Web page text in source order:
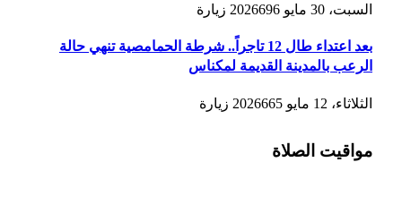
السبت، 30 مايو 2026 696 زيارة
بعد اعتداء طال 12 تاجراً.. شرطة الحمامصية تنهي حالة
الرعب بالمدينة القديمة لمكناس
الثلاثاء، 12 مايو 2026 665 زيارة
مواقيت الصلاة